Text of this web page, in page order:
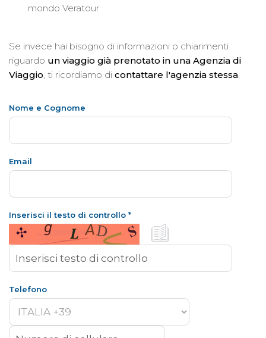
mondo Veratour
Se invece hai bisogno di informazioni o chiarimenti
riguardo un viaggio già prenotato in una Agenzia di
Viaggio, ti ricordiamo di contattare l'agenzia stessa.
Nome e Cognome
Email
Inserisci il testo di controllo *
Telefono